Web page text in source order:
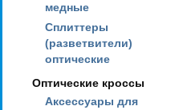
медные
Сплиттеры
(разветвители)
оптические
Оптические кроссы
Аксессуары для